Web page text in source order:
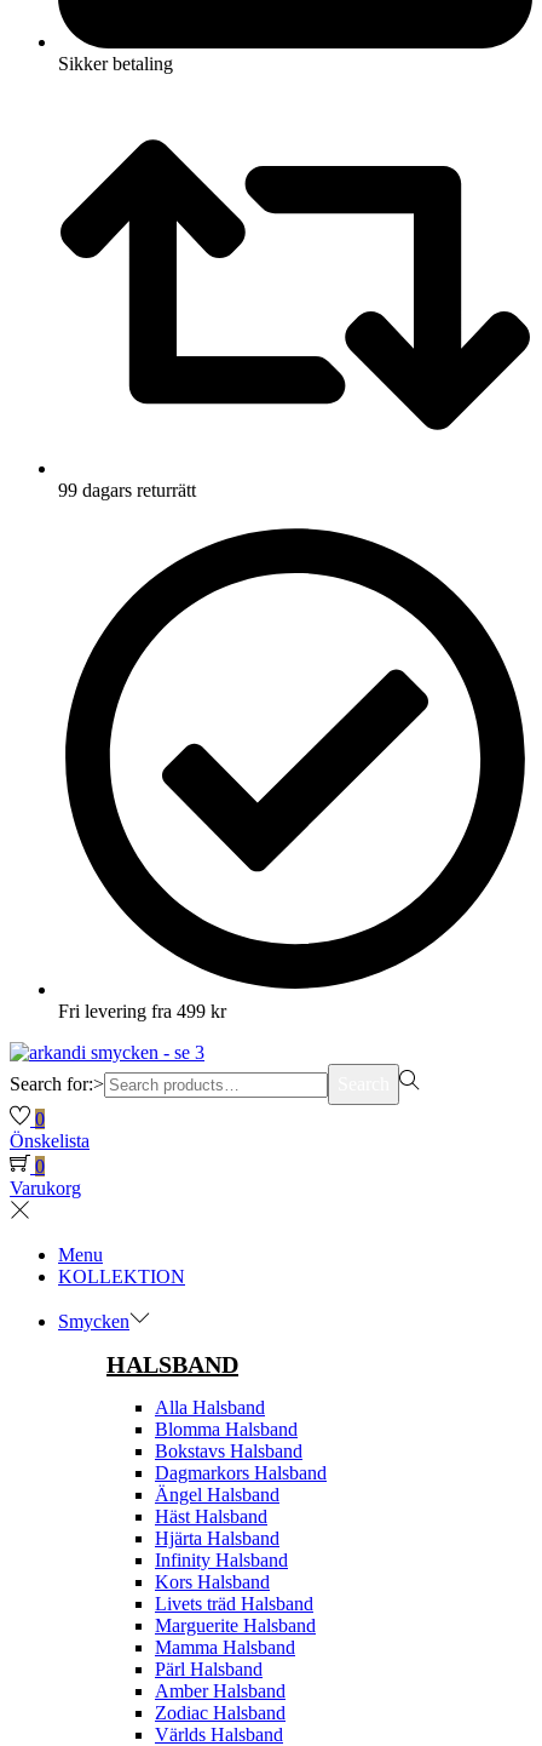
Sikker betaling
99 dagars returrätt
Fri levering fra 499 kr
Search for:>
0
Önskelista
0
Varukorg
Menu
KOLLEKTION
Smycken
HALSBAND
Alla Halsband
Blomma Halsband
Bokstavs Halsband
Dagmarkors Halsband
Ängel Halsband
Häst Halsband
Hjärta Halsband
Infinity Halsband
Kors Halsband
Livets träd Halsband
Marguerite Halsband
Mamma Halsband
Pärl Halsband
Amber Halsband
Zodiac Halsband
Världs Halsband